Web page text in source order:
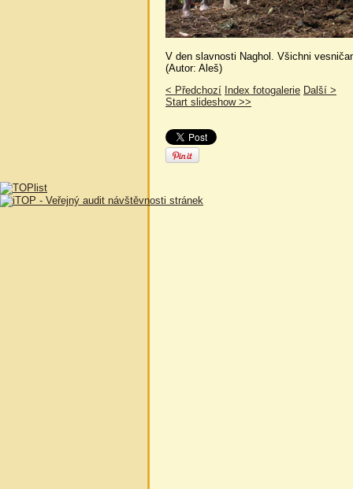
V den slavnosti Naghol. Všichni
(Autor: Aleš)
< Předchozí Index fotogalerie Další >
Start slideshow >>